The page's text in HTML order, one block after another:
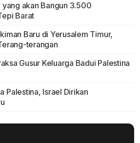
yang akan Bangun 3.500
Barat
Baru di Yerusalem Timur,
terangan
Gusur Keluarga Badui Palestina
Palestina, Israel Dirikan